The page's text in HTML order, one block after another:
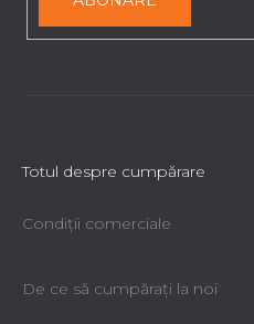
Totul despre cumpărare
Condiții comerciale
De ce să cumpăraţi la noi